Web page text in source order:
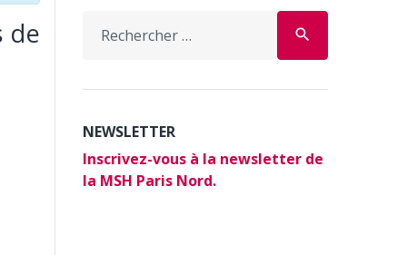
de
for:
search
NEWSLETTER
Inscrivez-vous à la newsletter de
la MSH Paris Nord.